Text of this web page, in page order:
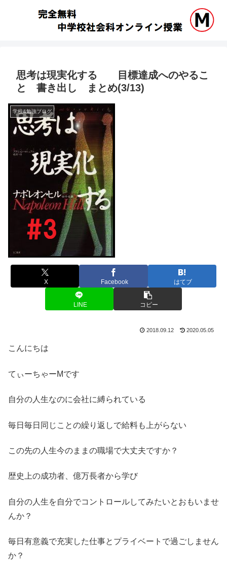
思考は現実化する 目標達成へのやるこ
と 書き出し まとめ(3/13)
学校&勉強ブログ
X Facebook はてブ
LINE コピー
2018.09.12 2020.05.05
こんにちは
てぃーちゃーMです
自分の人生なのに会社に縛られている
毎日毎日同じことの繰り返しで給料も上がらない
この先の人生今のままの職場で大丈夫ですか？
歴史上の成功者、億万長者から学び
自分の人生を自分でコントロールしてみたいとおもいませ
んか？
毎日有意義で充実した仕事とプライベートで過ごしません
か？